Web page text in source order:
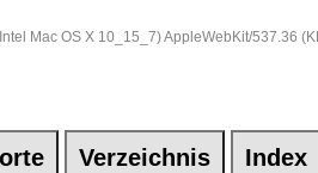
Mac OS X 10_15_7) AppleWebKit/537.36
Verzeichnis Index